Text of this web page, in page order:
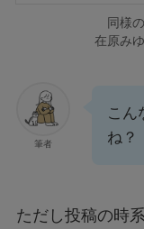
同様
在原み
筆者
こん
ね？
ただし投稿の時